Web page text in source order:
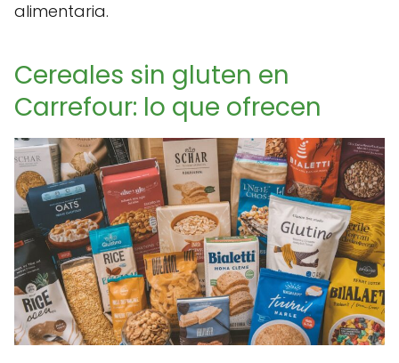
alimentaria.
Cereales sin gluten en
Carrefour: lo que ofrecen